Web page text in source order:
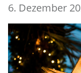
6. Dezember